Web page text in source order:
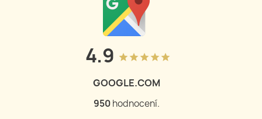
4.9 grade grade grade grade grade
GOOGLE.COM
950 hodnocení.